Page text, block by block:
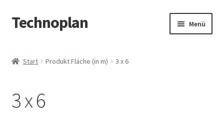
Zur
Navigation
Zum
Inhalt
Technoplan Menü
Datenschutzerklärung
Start Produkt Fläche (in m) 3 x 6
3 x 6